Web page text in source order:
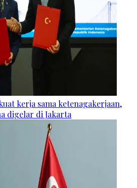
kerja sama ketenagakerjaan,
digelar di Jakarta